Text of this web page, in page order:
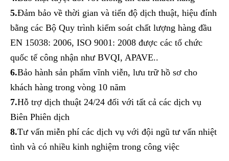
5.Đảm bảo về thời gian và tiến độ dịch thuật, hiệu đính
bằng các Bộ Quy trình kiểm soát chất lượng hàng đầu
EN 15038: 2006, ISO 9001: 2008 được các tổ chức
quốc tế công nhận như BVQI, APAVE..
6.Bảo hành sản phẩm vĩnh viễn, lưu trữ hồ sơ cho
khách hàng trong vòng 10 năm
7.Hỗ trợ dịch thuật 24/24 đối với tất cả các dịch vụ
Biên Phiên dịch
8.Tư vấn miễn phí các dịch vụ với đội ngũ tư vấn nhiệt
tình và có nhiều kinh nghiệm trong công việc